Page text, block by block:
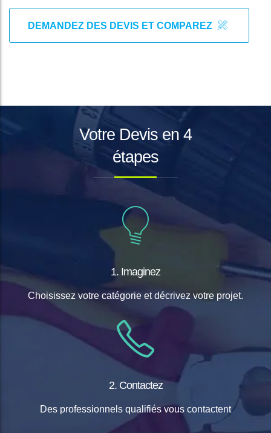
DEMANDEZ DES DEVIS ET COMPAREZ
Votre Devis en 4
étapes
1. Imaginez
Choisissez votre catégorie et décrivez votre projet.
2. Contactez
Des professionnels qualifiés vous contactent